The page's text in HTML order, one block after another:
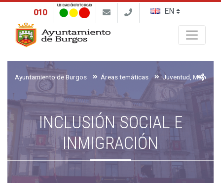
010
UBICACIÓN FOTO ROJO
Ayuntamiento de Burgos Áreas temáticas
INCLUSIÓN SOCIAL E
INMIGRACIÓN